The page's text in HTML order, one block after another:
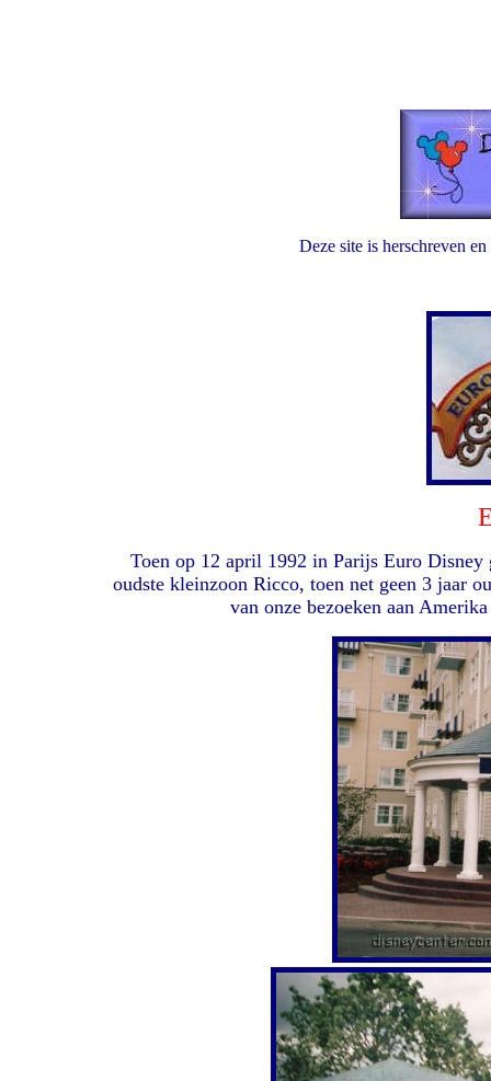
Deze site is herschreven
Toen op 12 april 1992 in Parijs Euro
oudste kleinzoon Ricco, toen net geen 3 jaar
van onze bezoeken aan